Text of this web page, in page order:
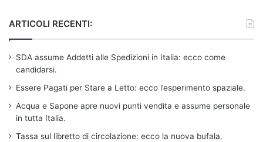
ARTICOLI RECENTI:
SDA assume Addetti alle Spedizioni in Italia: ecco come
candidarsi.
Essere Pagati per Stare a Letto: ecco l’esperimento spaziale.
Acqua e Sapone apre nuovi punti vendita e assume personale
in tutta Italia.
Tassa sul libretto di circolazione: ecco la nuova bufala.